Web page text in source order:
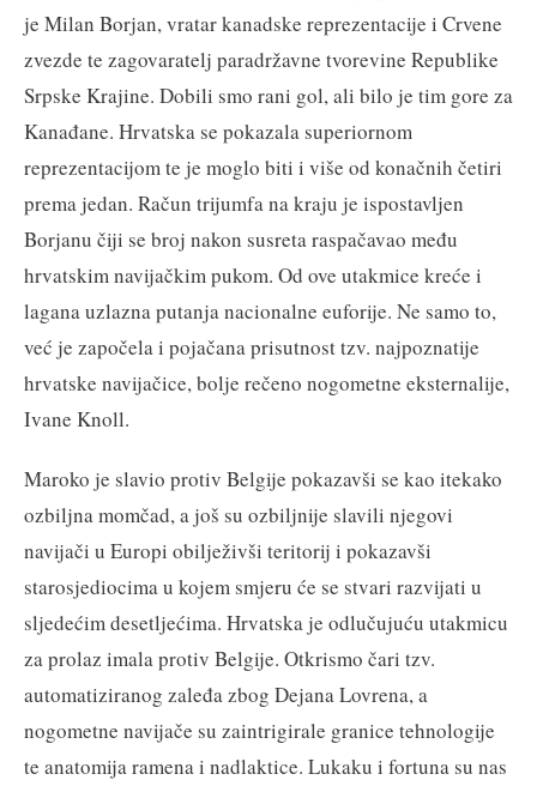
je Milan Borjan, vratar kanadske reprezentacije i Crvene
zvezde te zagovaratelj paradržavne tvorevine Republike
Srpske Krajine. Dobili smo rani gol, ali bilo je tim gore za
Kanađane. Hrvatska se pokazala superiornom
reprezentacijom te je moglo biti i više od konačnih četiri
prema jedan. Račun trijumfa na kraju je ispostavljen
Borjanu čiji se broj nakon susreta raspačavao među
hrvatskim navijačkim pukom. Od ove utakmice kreće i
lagana uzlazna putanja nacionalne euforije. Ne samo to,
već je započela i pojačana prisutnost tzv. najpoznatije
hrvatske navijačice, bolje rečeno nogometne eksternalije,
Ivane Knoll.
Maroko je slavio protiv Belgije pokazavši se kao itekako
ozbiljna momčad, a još su ozbiljnije slavili njegovi
navijači u Europi obilježivši teritorij i pokazavši
starosjediocima u kojem smjeru će se stvari razvijati u
sljedećim desetljećima. Hrvatska je odlučujuću utakmicu
za prolaz imala protiv Belgije. Otkrismo čari tzv.
automatiziranog zaleđa zbog Dejana Lovrena, a
nogometne navijače su zaintrigirale granice tehnologije
te anatomija ramena i nadlaktice. Lukaku i fortuna su nas